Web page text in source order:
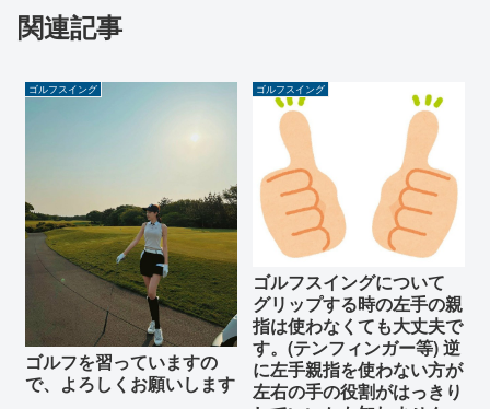
関連記事
ゴルフスイング
ゴルフを習っていますの
で、よろしくお願いします
ゴルフスイング
ゴルフスイングについて
グリップする時の左手の親
指は使わなくても大丈夫で
す。(テンフィンガー等) 逆
に左手親指を使わない方が
左右の手の役割がはっきり